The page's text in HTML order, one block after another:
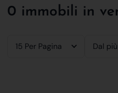
0 immobili in
15 Per Pagina Dal